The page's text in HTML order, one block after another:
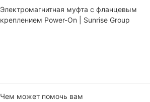
Электромагнитная муфта с фланцевым
креплением Power-On | Sunrise Group
Чем может помочь вам